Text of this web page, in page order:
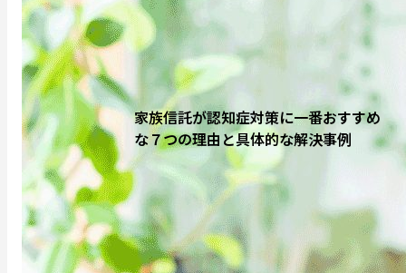
家族信託が認知症対策に一番おすすめ
な７つの理由と具体的な解決事例